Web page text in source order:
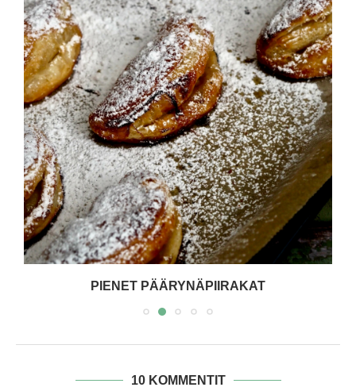
PIENET PÄÄRYNÄPIIRAKAT
10 KOMMENTIT